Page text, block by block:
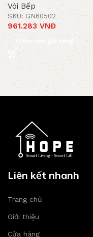
Vòi Bếp
SKU: GN60502
961.283 VNĐ
Thêm vào giỏ hàng
Liên kết nhanh
Trang chủ
Giới thiệu
Cửa hàng